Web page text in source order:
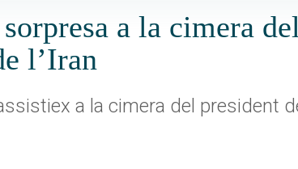
a la cimera
l’Iran
a la cimera del president